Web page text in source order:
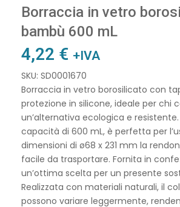
Borraccia in vetro
bambù 600 mL
4,22 € +IVA
SKU: SD0001670
Borraccia in vetro borosilicato con
protezione in silicone, ideale per chi
un’alternativa ecologica e
capacità di 600 mL, è perfetta per
dimensioni di ø68 x 231 mm la
facile da trasportare. Fornita in
un’ottima scelta per un presente
Realizzata con materiali naturali, il
possono variare leggermente,